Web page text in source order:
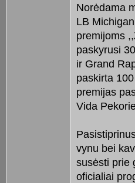
Norėdama
LB
premijoms
paskyrusi
ir Grand
paskirta
premijas
Vida
vynu bei
susėsti prie
oficialiai